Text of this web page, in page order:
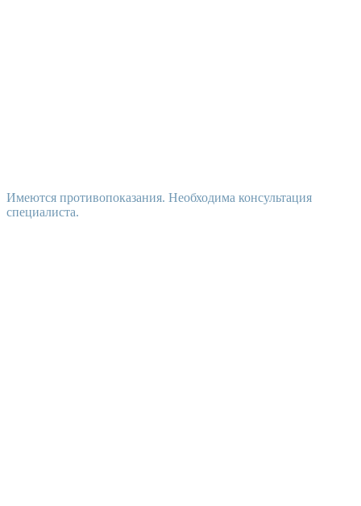
Имеются противопоказания. Необходима консультация
специалиста.